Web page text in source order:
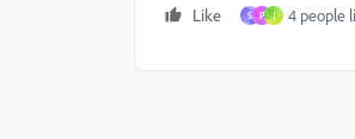
Like S P J 4 people